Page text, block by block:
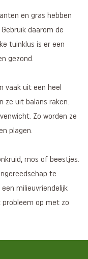
en gras hebben
daarom de
tuinklus is er een
gezond.
vaak uit een heel
ze uit balans raken.
Zo worden ze
plagen.
mos of beestjes.
te
milieuvriendelijk
probleem op met zo